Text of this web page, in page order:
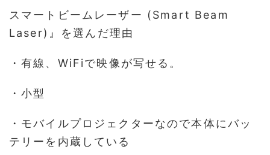
スマートビームレーザー (Smart Beam
Laser)』を選んだ理由
・有線、WiFiで映像が写せる。
・小型
・モバイルプロジェクターなので本体にバッ
テリーを内蔵している